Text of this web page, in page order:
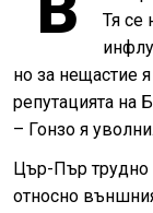
Тя се
но за нещастие
репутацията на
– Гонзо я
Цър-Пър трудно
относно